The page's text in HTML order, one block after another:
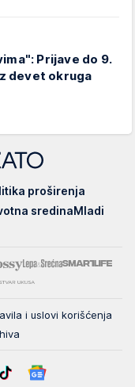
Prijave do 9.
devet okruga
proširenja
sredinaMladi
i uslovi korišćenja